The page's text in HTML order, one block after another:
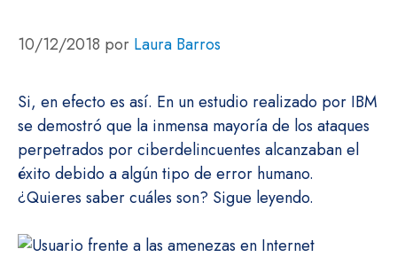
10/12/2018 por Laura Barros
Si, en efecto es así. En un estudio realizado por IBM
se demostró que la inmensa mayoría de los ataques
perpetrados por ciberdelincuentes alcanzaban el
éxito debido a algún tipo de error humano.
¿Quieres saber cuáles son? Sigue leyendo.